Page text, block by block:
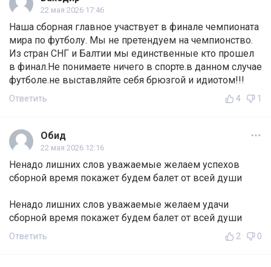
22 мая 2026 17:46
Наша сборная главное участвует в финале чемпионата
мира по футболу. Мы не претендуем на чемпионство.
Из стран СНГ и Балтии мы единственные кто прошел
в финал.Не понимаете ничего в спорте.в данном случае
футболе.не выставляйте себя брюзгой и идиотом!!!
Ответить 4 1
Обид
22 мая 2026 12:16
Ненадо лишних слов уважаемые желаем успехов
сборной время покажет будем балет от всей души
Ненадо лишних слов уважаемые желаем удачи
сборной время покажет будем балет от всей души
Ответить 2 0